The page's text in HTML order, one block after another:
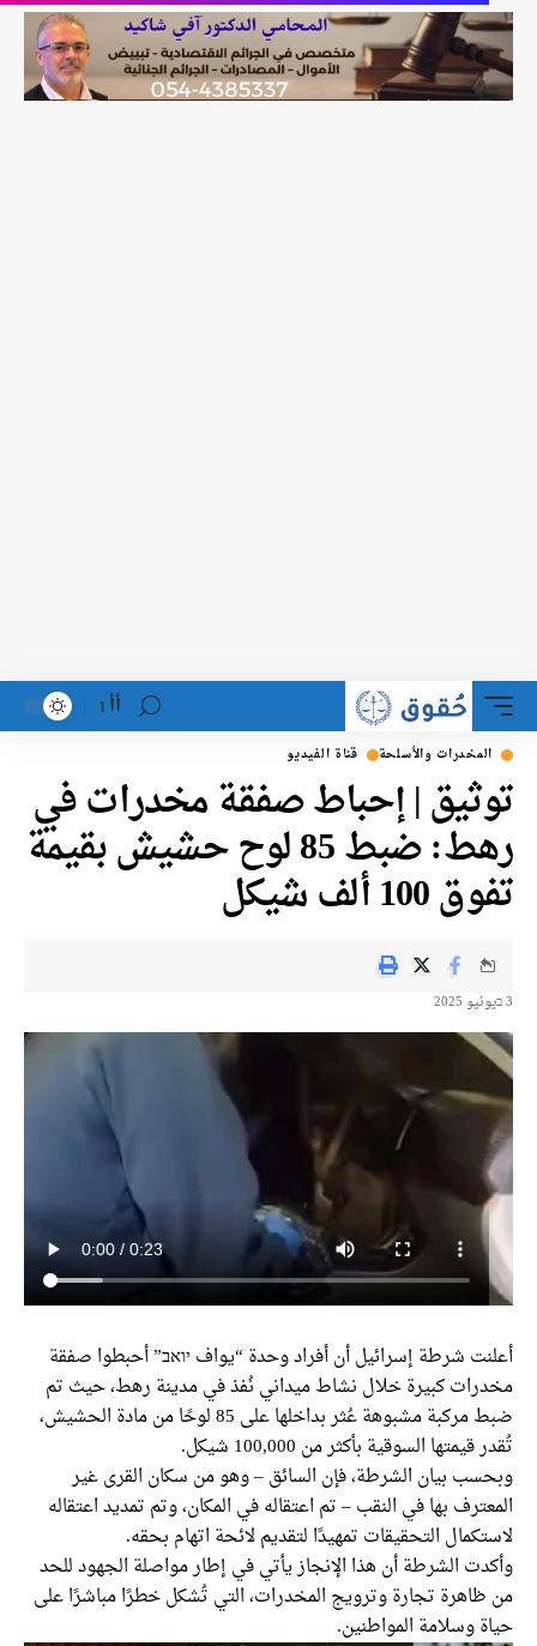
أأ
والأسلحة قناة الفيديو
| إحباط صفقة مخدرات في
رهط: ضبط 85 لوح حشيش بقيمة
ألف شيكل
شرطة إسرائيل أن أفراد وحدة “يواف יואב” أحبطوا صفقة
كبيرة خلال نشاط ميداني نُفذ في مدينة رهط، حيث تم
ضبط مركبة مشبوهة عُثر بداخلها على 85 لوحًا من مادة الحشيش،
السوقية بأكثر من 100,000 شيكل.
بيان الشرطة، فإن السائق – وهو من سكان القرى غير
بها في النقب – تم اعتقاله في المكان، وتم تمديد اعتقاله
التحقيقات تمهيدًا لتقديم لائحة اتهام بحقه.
الشرطة أن هذا الإنجاز يأتي في إطار مواصلة الجهود للحد
تجارة وترويج المخدرات، التي تُشكل خطرًا مباشرًا على
وسلامة المواطنين.